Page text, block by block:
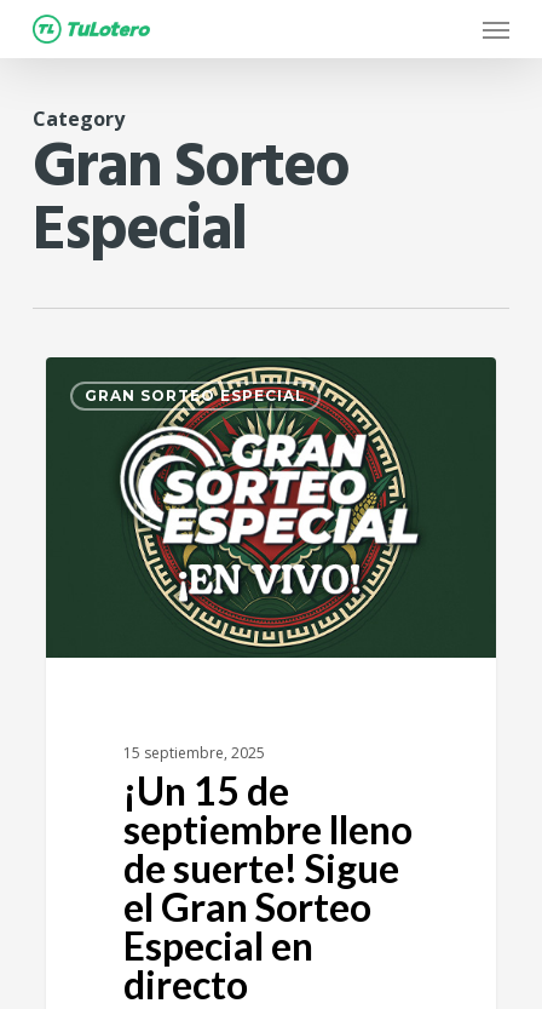
Skip
to
content
Menu
Category
Gran Sorteo
Especial
GRAN SORTEO ESPECIAL
15 septiembre, 2025
¡Un 15 de
septiembre lleno
de suerte! Sigue
el Gran Sorteo
Especial en
directo
1